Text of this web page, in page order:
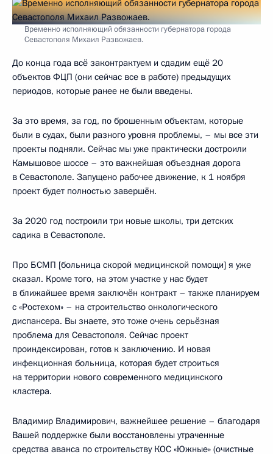
Временно исполняющий обязанности губернатора города
Севастополя Михаил Развожаев.
До конца года всё законтрактуем и сдадим ещё 20
объектов ФЦП (они сейчас все в работе) предыдущих
периодов, которые ранее не были введены.
За это время, за год, по брошенным объектам, которые
были в судах, были разного уровня проблемы, – мы все эти
проекты подняли. Сейчас мы уже практически достроили
Камышовое шоссе – это важнейшая объездная дорога
в Севастополе. Запущено рабочее движение, к 1 ноября
проект будет полностью завершён.
За 2020 год построили три новые школы, три детских
садика в Севастополе.
Про БСМП [больница скорой медицинской помощи] я уже
сказал. Кроме того, на этом участке у нас будет
в ближайшее время заключён контракт – также планируем
с «Ростехом» – на строительство онкологического
диспансера. Вы знаете, это тоже очень серьёзная
проблема для Севастополя. Сейчас проект
проиндексирован, готов к заключению. И новая
инфекционная больница, которая будет строиться
на территории нового современного медицинского
кластера.
Владимир Владимирович, важнейшее решение – благодаря
Вашей поддержке были восстановлены утраченные
средства аванса по строительству КОС «Южные» (очистные